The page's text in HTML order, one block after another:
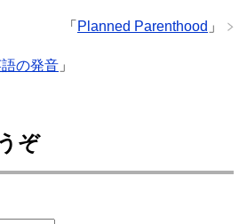
「 Planned Parenthood 」
の発音 」
ぞ